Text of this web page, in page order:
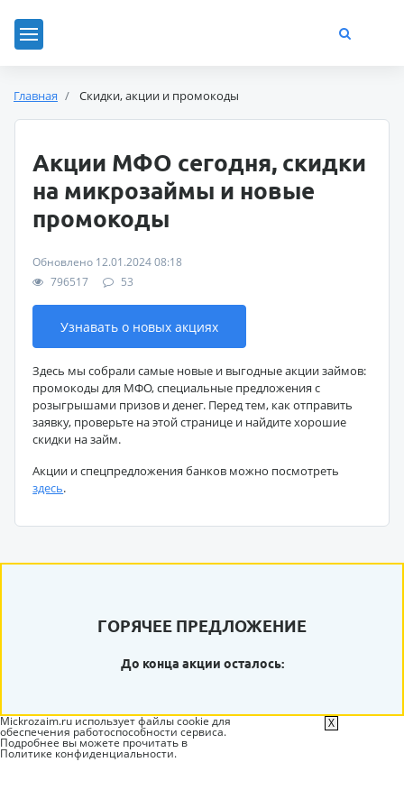
Главная Скидки, акции и промокоды
Акции МФО сегодня, скидки
на микрозаймы и новые
промокоды
Обновлено 12.01.2024 08:18
796517
53
Узнавать о новых акциях
Здесь мы собрали самые новые и выгодные акции займов:
промокоды для МФО, специальные предложения с
розыгрышами призов и денег. Перед тем, как отправить
заявку, проверьте на этой странице и найдите хорошие
скидки на займ.
Акции и спецпредложения банков можно посмотреть
здесь.
ГОРЯЧЕЕ ПРЕДЛОЖЕНИЕ
До конца акции осталось:
Mickrozaim.ru использует файлы cookie для
обеспечения работоспособности сервиса.
Подробнее вы можете прочитать в
Политике конфиденциальности.
X